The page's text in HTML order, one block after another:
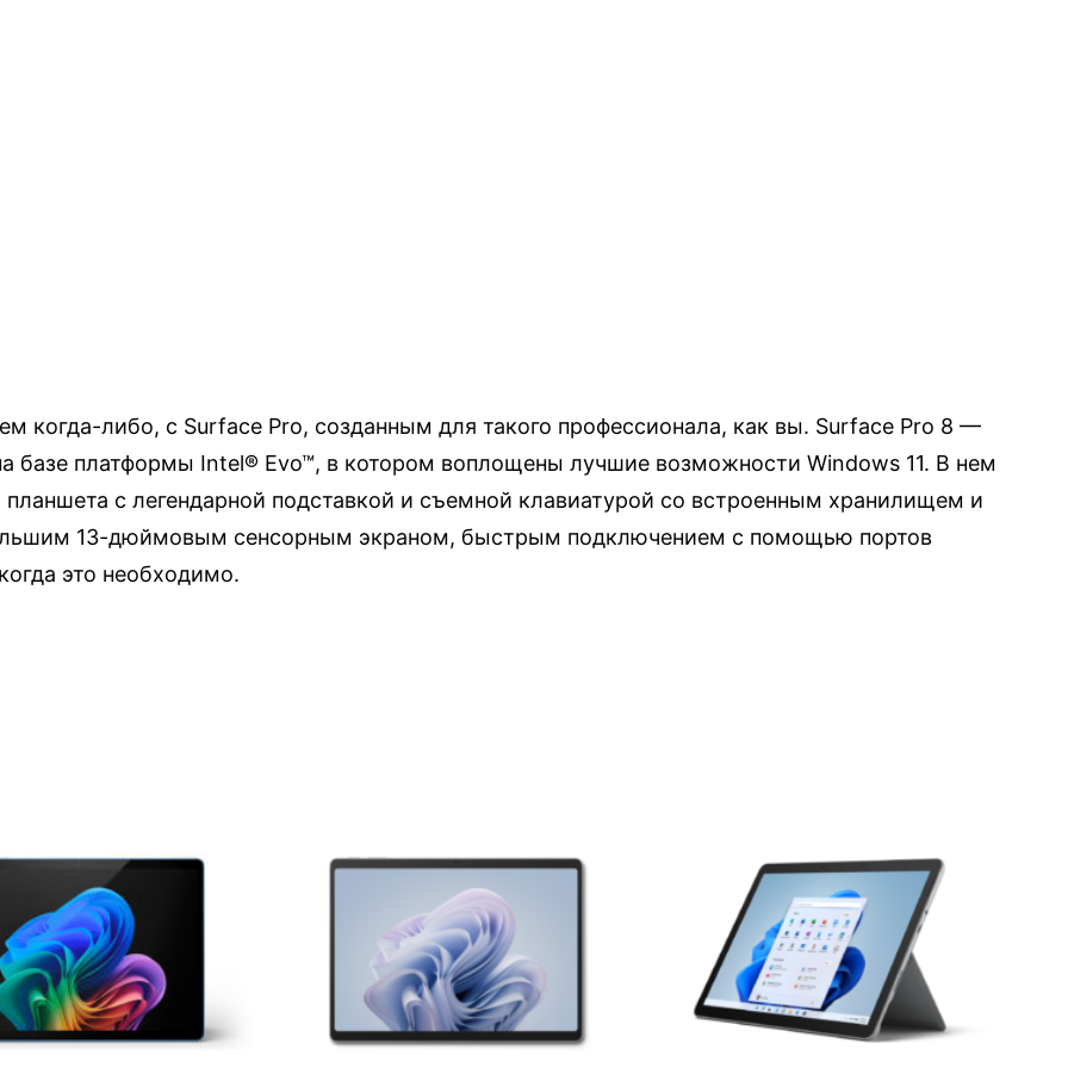
когда-либо, с Surface Pro, созданным для такого профессионала, как вы. Surface Pro 8 —
базе платформы Intel® Evo™, в котором воплощены лучшие возможности Windows 11. В нем
с легендарной подставкой и съемной клавиатурой со встроенным хранилищем и
13-дюймовым сенсорным экраном, быстрым подключением с помощью портов
это необходимо.